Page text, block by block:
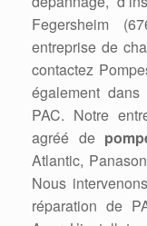
Fegersheim
entreprise de
contactez
également
PAC. Notre
agréé de
Atlantic,
Nous
réparation de